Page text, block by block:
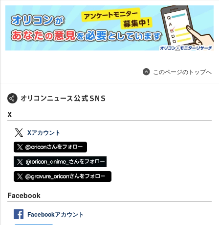
このページのトップへ
X
Xアカウント
Facebook
Facebookアカウント